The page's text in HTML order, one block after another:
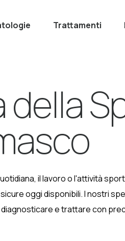
Trattamenti
il lavoro o l'attività
oggi disponibili. I nostri
e trattare con